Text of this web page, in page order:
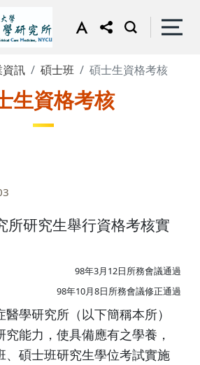
訊 碩士班 碩士生資格考核
生資格考核
所研究生舉行資格考核實
98年3月12日所務會議通過
98年10月8日所務會議修正通過
學研究所（以下簡稱本所）
能力，使具備應有之學養，
、碩士班研究生學位考試實施